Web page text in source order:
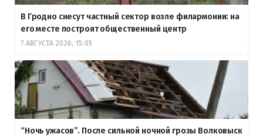
В Гродно снесут частный сектор возле филармонии: на
его месте построят общественный центр
7 АВГУСТА 2026, 15:05
“Ночь ужасов”. После сильной ночной грозы Волковыск